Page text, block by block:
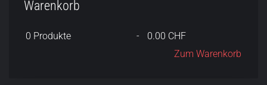
Warenkorb
0 Produkte -
0.00 CHF
Zum Warenkorb